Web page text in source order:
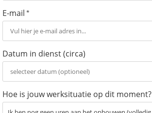
E-mail *
Datum in dienst (circa)
Hoe is jouw werksituatie op dit moment?